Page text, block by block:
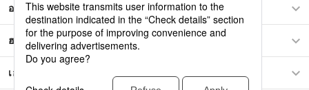
อเมริกาเหนือ
ฮาวายแปซิฟิก
เอเชีย